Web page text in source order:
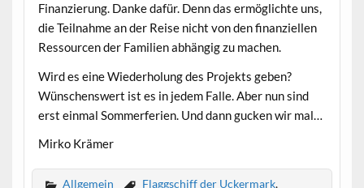
Finanzierung. Danke dafür. Denn das ermöglichte uns,
die Teilnahme an der Reise nicht von den finanziellen
Ressourcen der Familien abhängig zu machen.
Wird es eine Wiederholung des Projekts geben?
Wünschenswert ist es in jedem Falle. Aber nun sind
erst einmal Sommerferien. Und dann gucken wir mal…
Mirko Krämer
Allgemein Flaggschiff der Uckermark,